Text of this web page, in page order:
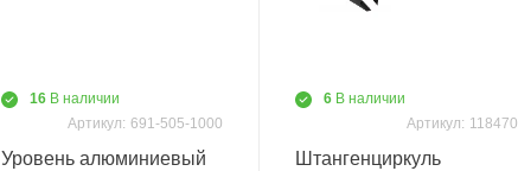
16 В наличии
Артикул: 691-505-1000
Уровень алюминиевый
6 В наличии
Артикул: 118470
Штангенциркуль